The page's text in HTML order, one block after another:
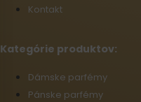
Kontakt
Kategórie produktov:
Dámske parfémy
Pánske parfémy